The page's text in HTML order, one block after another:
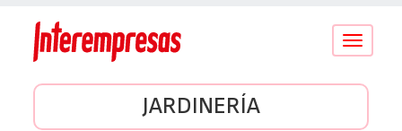
Conmutar
JARDINERÍA